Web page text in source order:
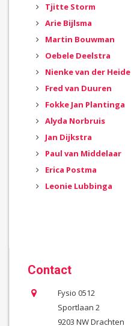
Tjitte Storm
Arie Bijlsma
Martin Bouwman
Oebele Deelstra
Nienke van der Heide
Fred van Duuren
Fokke Jan Plantinga
Alyda Norbruis
Jan Dijkstra
Paul van Middelaar
Erica Postma
Leonie Lubbinga
Contact
Fysio 0512
Sportlaan 2
9203 NW Drachten